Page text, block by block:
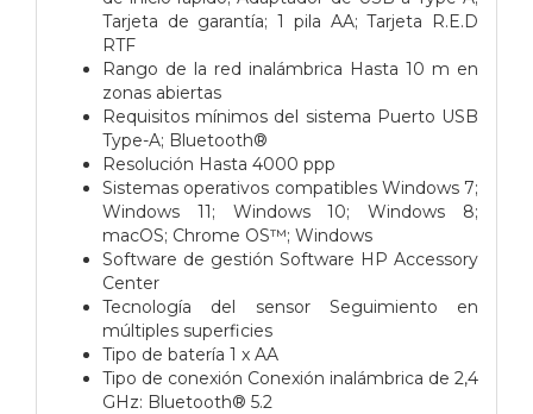
Tarjeta de garantía; 1 pila AA; Tarjeta R.E.D
RTF
Rango de la red inalámbrica Hasta 10 m en
zonas abiertas
Requisitos mínimos del sistema Puerto USB
Type-A; Bluetooth®
Resolución Hasta 4000 ppp
Sistemas operativos compatibles Windows 7;
Windows 11; Windows 10; Windows 8;
macOS; Chrome OS™; Windows
Software de gestión Software HP Accessory
Center
Tecnología del sensor Seguimiento en
múltiples superficies
Tipo de batería 1 x AA
Tipo de conexión Conexión inalámbrica de 2,4
GHz: Bluetooth® 5.2